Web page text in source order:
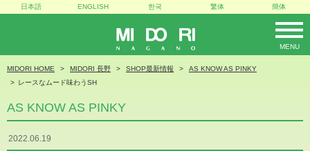
MIDORI
MENU
日本語 ENGLISH 한국 繁体 簡体
MIDORI HOME MIDORI 長野 SHOP最新情報
AS KNOW AS PINKY
レースなムード味わうSH
AS KNOW AS PINKY
2022.06.19